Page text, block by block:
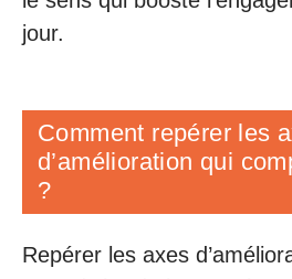
jour.
Comment repérer les
d’amélioration qui
?
Repérer les axes